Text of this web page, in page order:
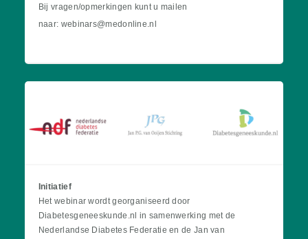
Bij vragen/opmerkingen kunt u mailen
naar: webinars@medonline.nl
Initiatief
Het webinar wordt georganiseerd door
Diabetesgeneeskunde.nl in samenwerking met de
Nederlandse Diabetes Federatie en de Jan van